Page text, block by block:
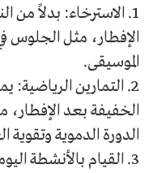
1. الاسترخاء: بدلاً من
الإفطار، مثل الجلوس
الموسيقى.
2. التمارين الرياضية:
الخفيفة بعد الإفطار،
الدورة الدموية وتقوية
3. القيام بالأنشطة